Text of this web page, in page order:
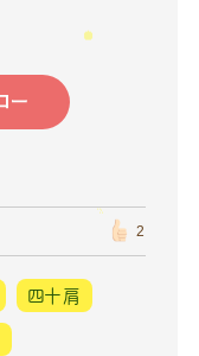
2
四十肩